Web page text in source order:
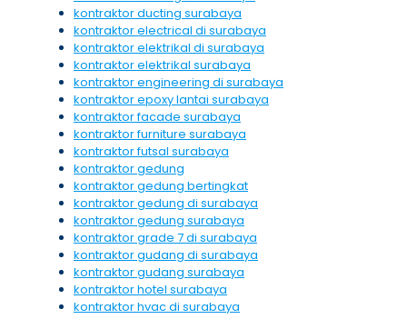
kontraktor ducting surabaya
kontraktor electrical di surabaya
kontraktor elektrikal di surabaya
kontraktor elektrikal surabaya
kontraktor engineering di surabaya
kontraktor epoxy lantai surabaya
kontraktor facade surabaya
kontraktor furniture surabaya
kontraktor futsal surabaya
kontraktor gedung
kontraktor gedung bertingkat
kontraktor gedung di surabaya
kontraktor gedung surabaya
kontraktor grade 7 di surabaya
kontraktor gudang di surabaya
kontraktor gudang surabaya
kontraktor hotel surabaya
kontraktor hvac di surabaya